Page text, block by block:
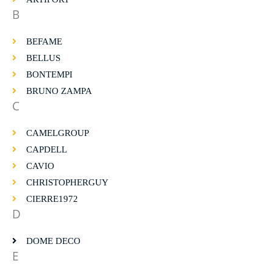
B
BEFAME
BELLUS
BONTEMPI
BRUNO ZAMPA
C
CAMELGROUP
CAPDELL
CAVIO
CHRISTOPHERGUY
CIERRE1972
D
DOME DECO
E